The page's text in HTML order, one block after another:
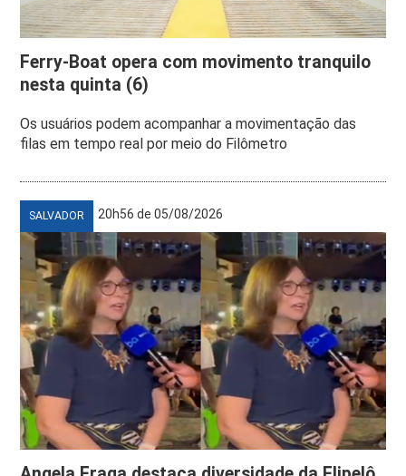
Ferry-Boat opera com movimento tranquilo
nesta quinta (6)
Os usuários podem acompanhar a movimentação das
filas em tempo real por meio do Filômetro
SALVADOR 20h56 de 05/08/2026